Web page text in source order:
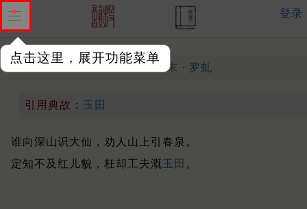
点击这里，展开功能菜单
登录
比红儿诗 其三十七 唐末 · 罗虬
引用典故： 玉田
谁向深山识大仙，劝人山上引春泉。
定知不及红儿貌，枉却工夫溉玉田 。